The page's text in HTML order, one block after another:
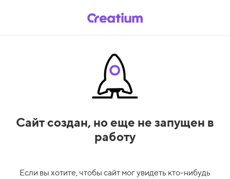
Сайт создан, но еще не запущен в
работу
Если вы хотите, чтобы сайт мог увидеть кто-нибудь